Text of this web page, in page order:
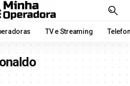
TV e Streaming